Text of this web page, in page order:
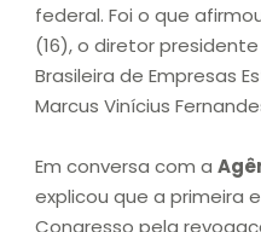
federal. Foi o que
(16), o diretor
Brasileira de Empresas
Marcus Vinícius
Em conversa com a
explicou que a primeira
Congresso pela